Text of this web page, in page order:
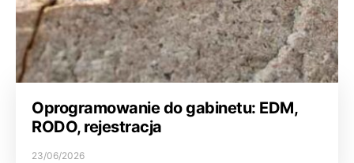
Oprogramowanie do gabinetu: EDM,
RODO, rejestracja
23/06/2026